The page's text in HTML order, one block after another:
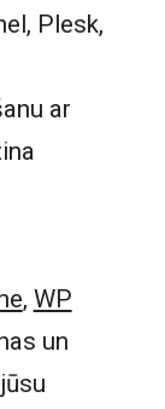
Plesk,
ar
, WP
un